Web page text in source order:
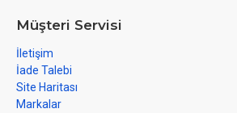
Müşteri Servisi
İletişim
İade Talebi
Site Haritası
Markalar